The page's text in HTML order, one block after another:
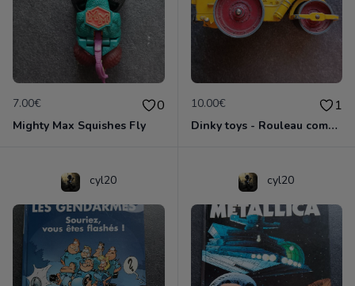
7.00€ 0
Mighty Max Squishes Fly
10.00€ 1
Dinky toys - Rouleau compresseur - Richier 90A
cyl20 cyl20